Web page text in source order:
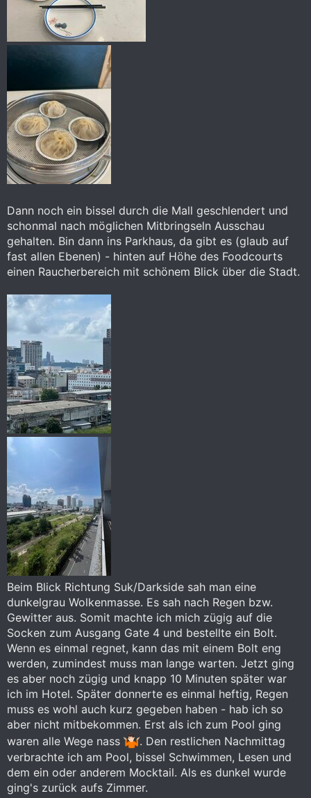
Dann noch ein bissel durch die Mall geschlendert und
schonmal nach möglichen Mitbringseln Ausschau
gehalten. Bin dann ins Parkhaus, da gibt es (glaub auf
fast allen Ebenen) - hinten auf Höhe des Foodcourts
einen Raucherbereich mit schönem Blick über die Stadt.
Beim Blick Richtung Suk/Darkside sah man eine
dunkelgrau Wolkenmasse. Es sah nach Regen bzw.
Gewitter aus. Somit machte ich mich zügig auf die
Socken zum Ausgang Gate 4 und bestellte ein Bolt.
Wenn es einmal regnet, kann das mit einem Bolt eng
werden, zumindest muss man lange warten. Jetzt ging
es aber noch zügig und knapp 10 Minuten später war
ich im Hotel. Später donnerte es einmal heftig, Regen
muss es wohl auch kurz gegeben haben - hab ich so
aber nicht mitbekommen. Erst als ich zum Pool ging
waren alle Wege nass
. Den restlichen Nachmittag
verbrachte ich am Pool, bissel Schwimmen, Lesen und
dem ein oder anderem Mocktail. Als es dunkel wurde
ging's zurück aufs Zimmer.